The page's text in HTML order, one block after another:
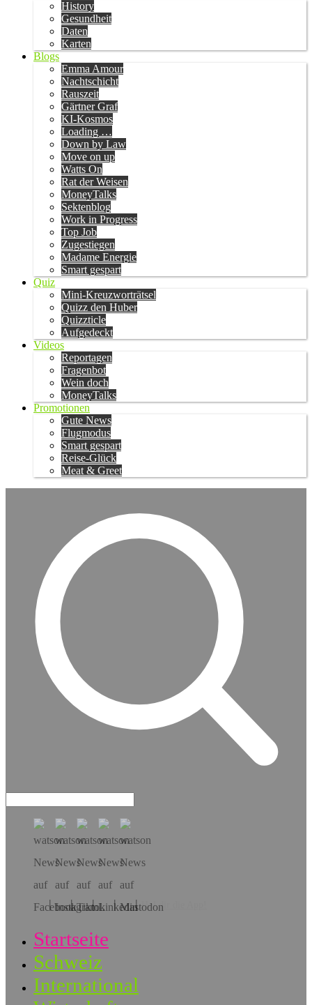
History
Gesundheit
Daten
Karten
Blogs
Emma Amour
Nachtschicht
Rauszeit
Gärtner Graf
KI-Kosmos
Loading …
Down by Law
Move on up
Watts On
Rat der Weisen
MoneyTalks
Sektenblog
Work in Progress
Top Job
Zugestiegen
Madame Energie
Smart gespart
Quiz
Mini-Kreuzworträtsel
Quizz den Huber
Quizzticle
Aufgedeckt
Videos
Reportagen
Fragenbot
Wein doch
MoneyTalks
Promotionen
Gute News
Flugmodus
Smart gespart
Reise-Glück
Meat & Greet
Hol dir die App!
Startseite
Schweiz
International